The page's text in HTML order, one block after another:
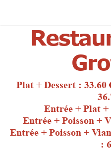
Plat + Dessert :
Entrée + Plat +
Entrée + Poisson +
Entrée + Poisson +
: